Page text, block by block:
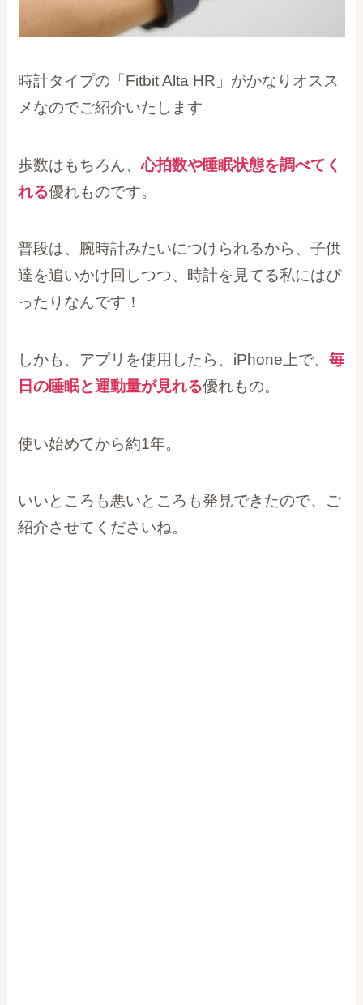
時計タイプの「Fitbit Alta HR」がかなりオスス
メなのでご紹介いたします
歩数はもちろん、心拍数や睡眠状態を調べてく
れる優れものです。
普段は、腕時計みたいにつけられるから、子供
達を追いかけ回しつつ、時計を見てる私にはぴ
ったりなんです！
しかも、アプリを使用したら、iPhone上で、毎
日の睡眠と運動量が見れる優れもの。
使い始めてから約1年。
いいところも悪いところも発見できたので、ご
紹介させてくださいね。